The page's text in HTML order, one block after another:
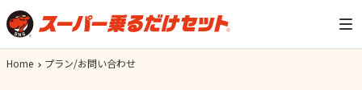
Home プラン/お問い合わせ